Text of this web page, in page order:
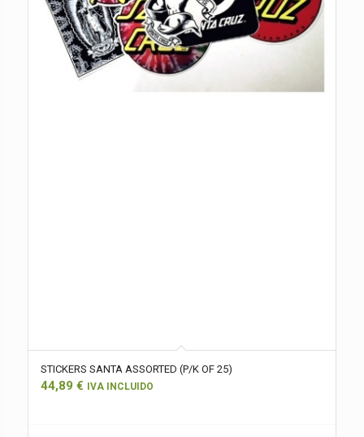
STICKERS SANTA ASSORTED (P/K OF 25)
44,89 € IVA INCLUIDO